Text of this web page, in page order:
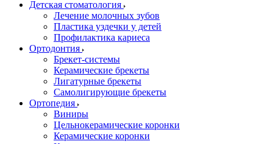
Детская стоматология
Лечение молочных зубов
Пластика уздечки у детей
Профилактика кариеса
Ортодонтия
Брекет-системы
Керамические брекеты
Лигатурные брекеты
Самолигирующие брекеты
Ортопедия
Виниры
Цельнокерамические коронки
Керамические коронки